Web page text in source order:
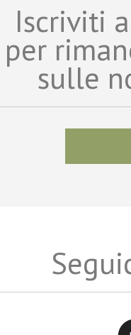
Iscriviti
per
sulle